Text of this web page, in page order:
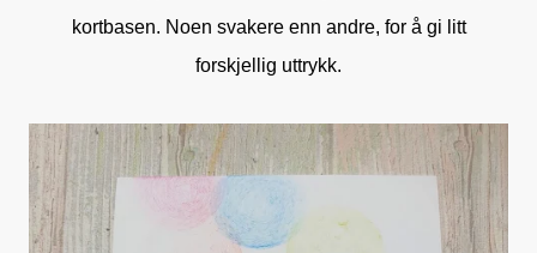
kortbasen. Noen svakere enn andre, for å gi litt
forskjellig uttrykk.